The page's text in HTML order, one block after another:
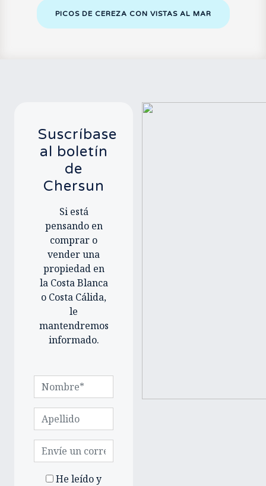
PICOS DE CEREZA CON VISTAS AL MAR
Suscríbase
al boletín
de
Chersun
Si está
pensando en
comprar o
vender una
propiedad en
la Costa Blanca
o Costa Cálida,
le
mantendremos
informado.
He leído y